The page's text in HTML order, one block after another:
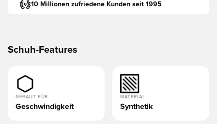
10 Millionen zufriedene Kunden seit 1995
Schuh-Features
GEBAUT FÜR
Geschwindigkeit
MATERIAL
Synthetik